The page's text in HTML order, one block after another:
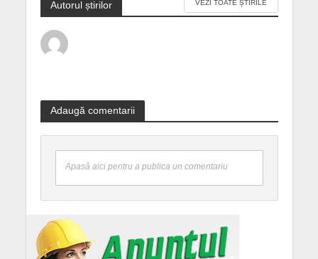
Autorul știrilor VEZI TOATE ȘTIRILE
Adaugă comentarii
Apasă aici pentru a publica un comentariu